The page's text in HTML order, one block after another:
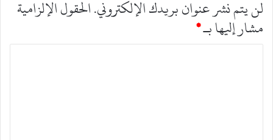
لن يتم نشر عنوان بريدك الإلكتروني.الحقول الإلزامية
مشار إليها بـ*
ا